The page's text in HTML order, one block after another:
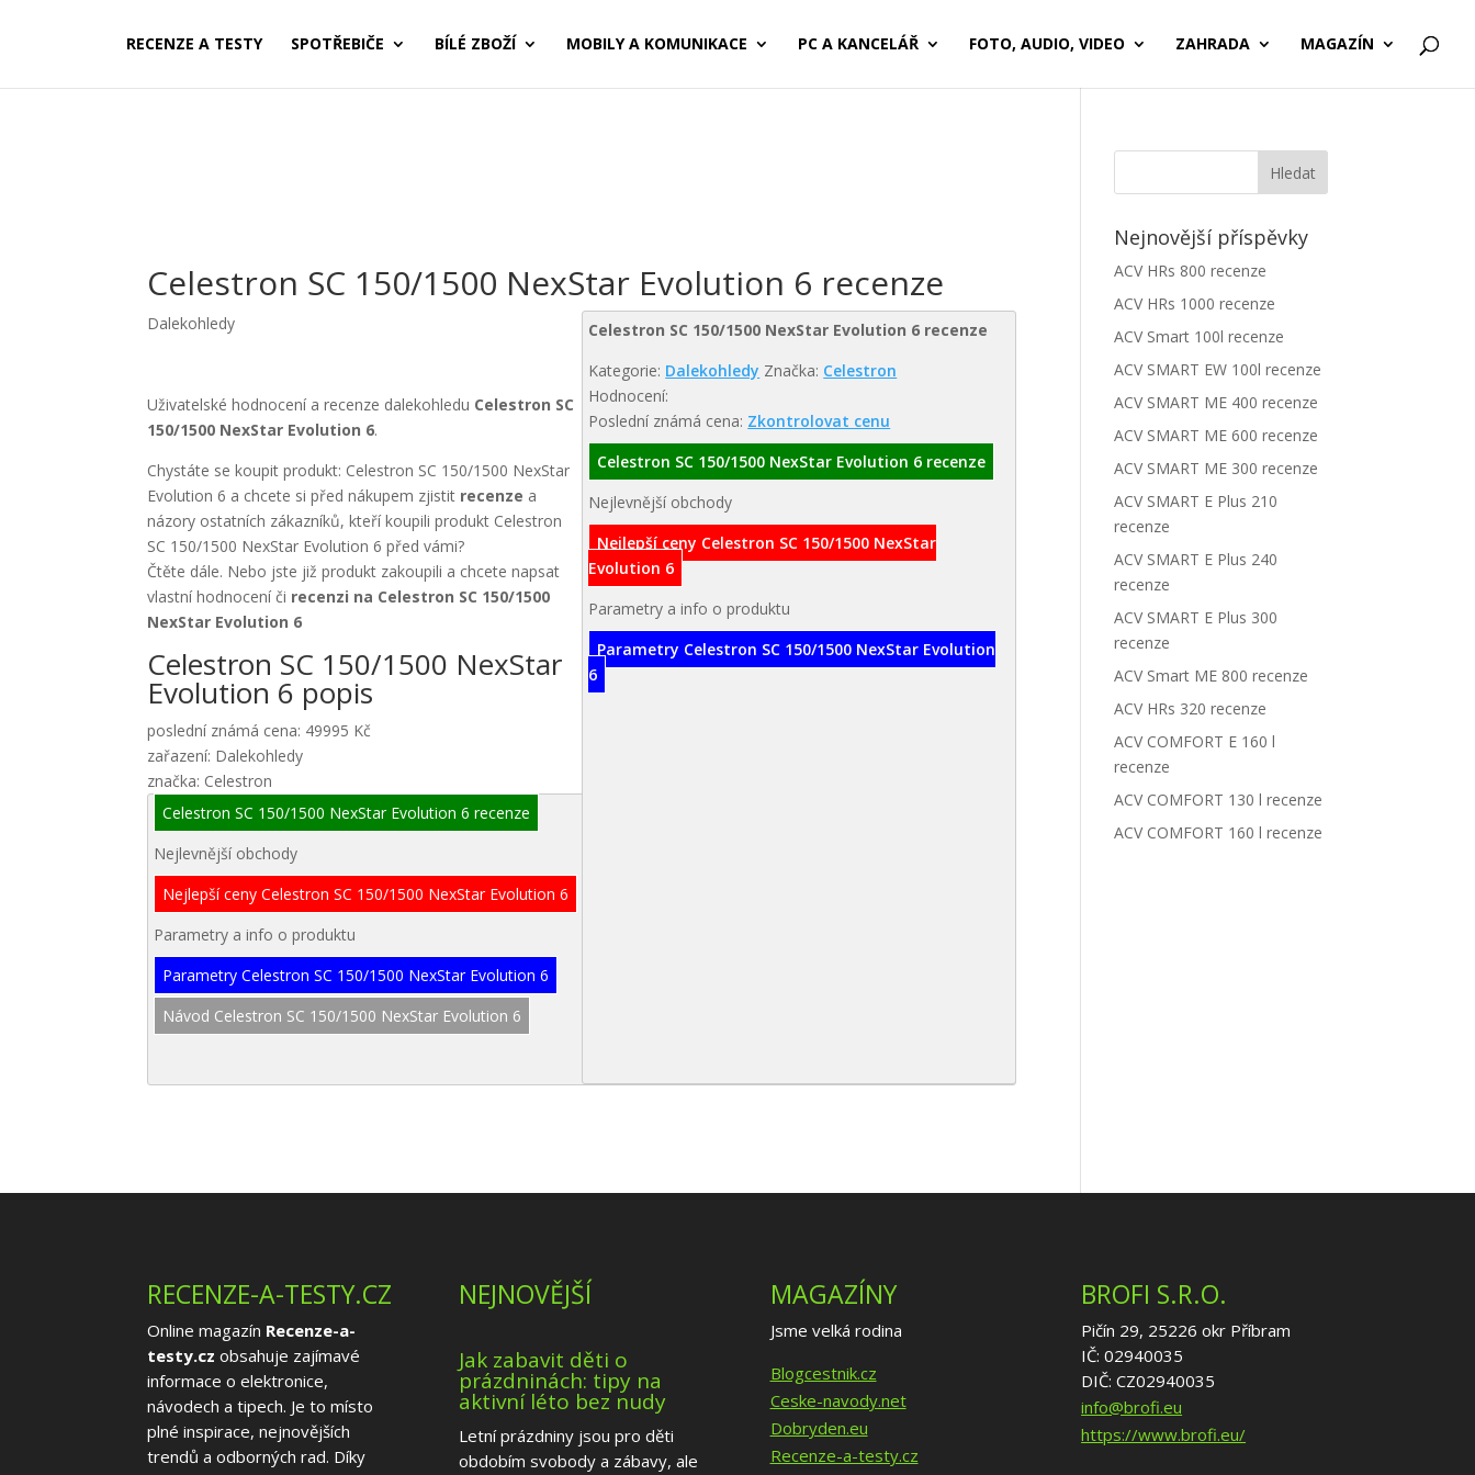
RECENZE A TESTY SPOTŘEBIČE BÍLÉ ZBOŽÍ MOBILY A KOMUNIKACE PC A KANCELÁŘ FOTO, AUDIO, VIDEO ZAHRADA MAGAZÍN
Celestron SC 150/1500 NexStar Evolution 6 recenze
Celestron SC 150/1500 NexStar Evolution 6 recenze
Kategorie: Dalekohledy Značka: Celestron
Hodnocení:
Poslední známá cena: Zkontrolovat cenu
Celestron SC 150/1500 NexStar Evolution 6 recenze
Nejlevnější obchody
Nejlepší ceny Celestron SC 150/1500 NexStar
Evolution 6
Parametry a info o produktu
Parametry Celestron SC 150/1500 NexStar Evolution
6
Dalekohledy
Uživatelské hodnocení a recenze dalekohledu Celestron SC
150/1500 NexStar Evolution 6.
Chystáte se koupit produkt: Celestron SC 150/1500 NexStar
Evolution 6 a chcete si před nákupem zjistit recenze a
názory ostatních zákazníků, kteří koupili produkt Celestron
SC 150/1500 NexStar Evolution 6 před vámi?
Čtěte dále. Nebo jste již produkt zakoupili a chcete napsat
vlastní hodnocení či recenzi na Celestron SC 150/1500
NexStar Evolution 6
Celestron SC 150/1500 NexStar
Evolution 6 popis
poslední známá cena: 49995 Kč
zařazení: Dalekohledy
značka: Celestron
Celestron SC 150/1500 NexStar Evolution 6 recenze
Nejlevnější obchody
Nejlepší ceny Celestron SC 150/1500 NexStar Evolution 6
Parametry a info o produktu
Parametry Celestron SC 150/1500 NexStar Evolution 6
Návod Celestron SC 150/1500 NexStar Evolution 6
Nejnovější příspěvky
ACV HRs 800 recenze
ACV HRs 1000 recenze
ACV Smart 100l recenze
ACV SMART EW 100l recenze
ACV SMART ME 400 recenze
ACV SMART ME 600 recenze
ACV SMART ME 300 recenze
ACV SMART E Plus 210
recenze
ACV SMART E Plus 240
recenze
ACV SMART E Plus 300
recenze
ACV Smart ME 800 recenze
ACV HRs 320 recenze
ACV COMFORT E 160 l
recenze
ACV COMFORT 130 l recenze
ACV COMFORT 160 l recenze
RECENZE-A-TESTY.CZ
Online magazín Recenze-a-
testy.cz obsahuje zajímavé
informace o elektronice,
návodech a tipech. Je to místo
plné inspirace, nejnovějších
trendů a odborných rad. Díky
NEJNOVĚJŠÍ
Jak zabavit děti o
prázdninách: tipy na
aktivní léto bez nudy
Letní prázdniny jsou pro děti
obdobím svobody a zábavy, ale
MAGAZÍNY
Jsme velká rodina
Blogcestnik.cz
Ceske-navody.net
Dobryden.eu
Recenze-a-testy.cz
BROFI S.R.O.
Pičín 29, 25226 okr Příbram
IČ: 02940035
DIČ: CZ02940035
info@brofi.eu
https://www.brofi.eu/